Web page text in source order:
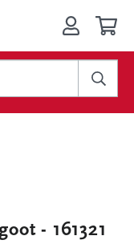
- 161321